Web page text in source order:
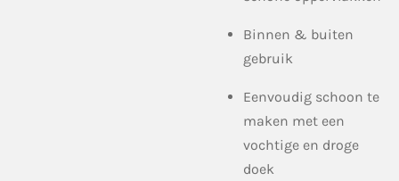
Binnen & buiten
gebruik
Eenvoudig schoon te
maken met een
vochtige en droge
doek